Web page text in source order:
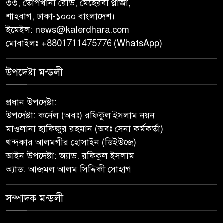
জুলাই গণঅভ্যুত্থান দিবস উপলক্ষে
পিরোজপুরে নানা কর্মসূচি পালিত
‎গৌরনদীতে যথাযোগ্য মর্যাদায়
পালিত হলো ‘০৫ আগস্ট জুলাই
গণঅভ্যুত্থান দিবস ২০২৬’ ‎
বাবুগঞ্জে বাংলাদেশ প্রাথমিক শিক্ষক
সমিতির কমিটি ঘোষণাঃ সালাম
৩৩, তোপখানা রোড, মেহেরবা প্লাজা,
শাহবাগ, ঢাকা-১০০০ বাংলাদেশ।
ইমেইল: news@kalerdhara.com
মোবাইলঃ +8801711475776 (WhatsApp)
উপদেষ্টা মন্ডলী
প্রধান উপদেষ্টা:
উপদেষ্টা: কর্নেল (অবঃ) রফিকুল ইসলাম নয়ন
মাওলানা হাফিজুর রহমান (অবঃ সেনা কর্মকর্তা)
খন্দকার আলমগীর হোসাইন (ডিইউজে)
আইন উপদেষ্টা: অ্যাড. রফিকুল ইসলাম
অ্যাড. আজমল আলম সিদ্দিকী সোহাগ
সম্পাদক মন্ডলী